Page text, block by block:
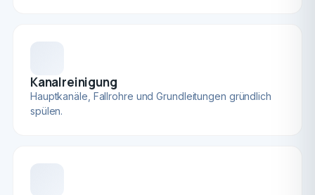
Kanalreinigung
Hauptkanäle, Fallrohre und Grundleitungen gründlich
spülen.